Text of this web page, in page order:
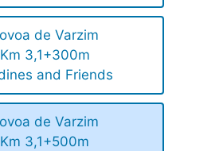
de Varzim
Km 3,1+300m
and Friends
de Varzim
Km 3,1+500m